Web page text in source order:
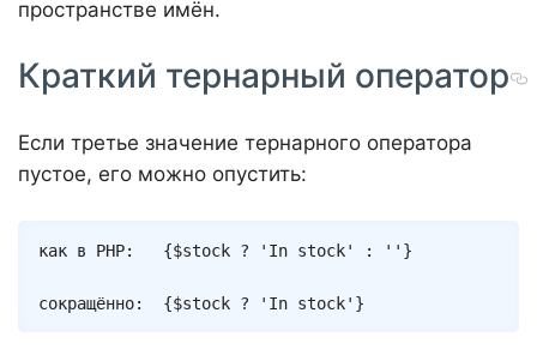
пространстве имён.
Краткий тернарный оператор
Если третье значение тернарного оператора
пустое, его можно опустить:
как в PHP: {$stock ? 'In stock' : '' }
сокращённо: {$stock ? 'In stock' }